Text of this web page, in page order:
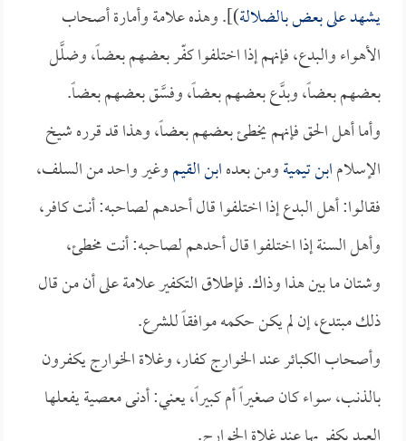
يشهد على بعض بالضلالة)]. وهذه علامة وأمارة أصحاب
الأهواء والبدع، فإنهم إذا اختلفوا كفّر بعضهم بعضاً، وضلَّل
بعضهم بعضاً، وبدَّع بعضهم بعضاً، وفسَّق بعضهم بعضاً.
وأما أهل الحق فإنهم يخطئ بعضهم بعضاً، وهذا قد قرره شيخ
الإسلامابن تيميةومن بعدهابن القيموغير واحد من السلف،
فقالوا: أهل البدع إذا اختلفوا قال أحدهم لصاحبه: أنت كافر،
وأهل السنة إذا اختلفوا قال أحدهم لصاحبه: أنت مخطئ،
وشتان ما بين هذا وذاك. فإطلاق التكفير علامة على أن من قال
ذلك مبتدع، إن لم يكن حكمه موافقاً للشرع.
وأصحاب الكبائر عند الخوارج كفار، وغلاة الخوارج يكفرون
بالذنب، سواء كان صغيراً أم كبيراً، يعني: أدنى معصية يفعلها